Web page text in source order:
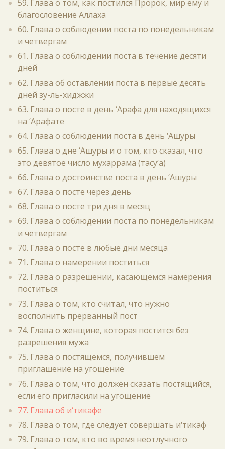
59. Глава о том, как постился Пророк, мир ему и
благословение Аллаха
60. Глава о соблюдении поста по понедельникам
и четвергам
61. Глава о соблюдении поста в течение десяти
дней
62. Глава об оставлении поста в первые десять
дней зу-ль-хиджжи
63. Глава о посте в день ‘Арафа для находящихся
на ‘Арафате
64. Глава о соблюдении поста в день ‘Ашуры
65. Глава о дне ‘Ашуры и о том, кто сказал, что
это девятое число мухаррама (тасу‘а)
66. Глава о достоинстве поста в день ‘Ашуры
67. Глава о посте через день
68. Глава о посте три дня в месяц
69. Глава о соблюдении поста по понедельникам
и четвергам
70. Глава о посте в любые дни месяца
71. Глава о намерении поститься
72. Глава о разрешении, касающемся намерения
поститься
73. Глава о том, кто считал, что нужно
восполнить прерванный пост
74. Глава о женщине, которая постится без
разрешения мужа
75. Глава о постящемся, получившем
приглашение на угощение
76. Глава о том, что должен сказать постящийся,
если его пригласили на угощение
77. Глава об и‘тикафе
78. Глава о том, где следует совершать и‘тикаф
79. Глава о том, кто во время неотлучного